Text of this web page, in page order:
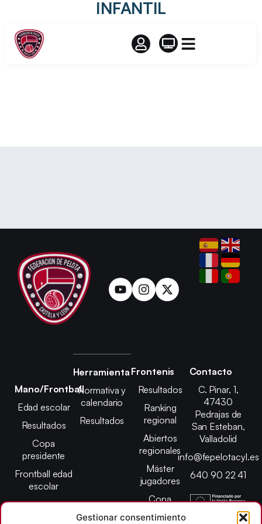
Gestionar consentimiento
INFANTIL
Mano/Frontball
Edad escolar
Resultados
Copa
presidente
Frontball edad
escolar
Herramienta
Normativa y
calendario
Resultados
Frontenis
Resultados
Ranking
regional
Abiertos
regionales
Máster
jugadores
Copa
presidente
Contacto
C. Pinar, 1,
47430
Pedrajas de
San Esteban,
Valladolid
info@fepelotacyl.es
640 90 22 41